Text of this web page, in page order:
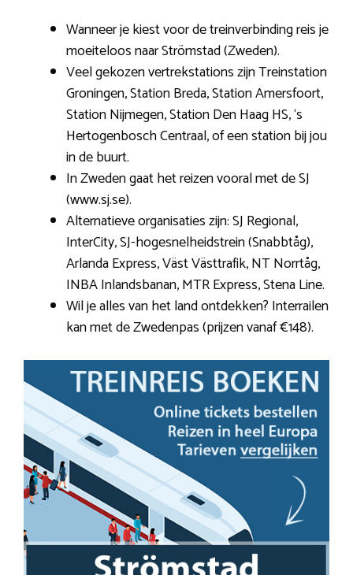
Wanneer je kiest voor de treinverbinding reis je
moeiteloos naar Strömstad (Zweden).
Veel gekozen vertrekstations zijn Treinstation
Groningen, Station Breda, Station Amersfoort,
Station Nijmegen, Station Den Haag HS, ‘s
Hertogenbosch Centraal, of een station bij jou
in de buurt.
In Zweden gaat het reizen vooral met de SJ
(www.sj.se).
Alternatieve organisaties zijn: SJ Regional,
InterCity, SJ-hogesnelheidstrein (Snabbtåg),
Arlanda Express, Väst Västtrafik, NT Norrtåg,
INBA Inlandsbanan, MTR Express, Stena Line.
Wil je alles van het land ontdekken? Interrailen
kan met de Zwedenpas (prijzen vanaf €148).